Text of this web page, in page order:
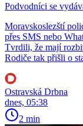
Podvodníci se
Moravskoslezští
přes SMS nebo
Tvrdili, že mají
Rodiče tak přišli o
Ostravská Drbna
dnes, 05:38
2 min